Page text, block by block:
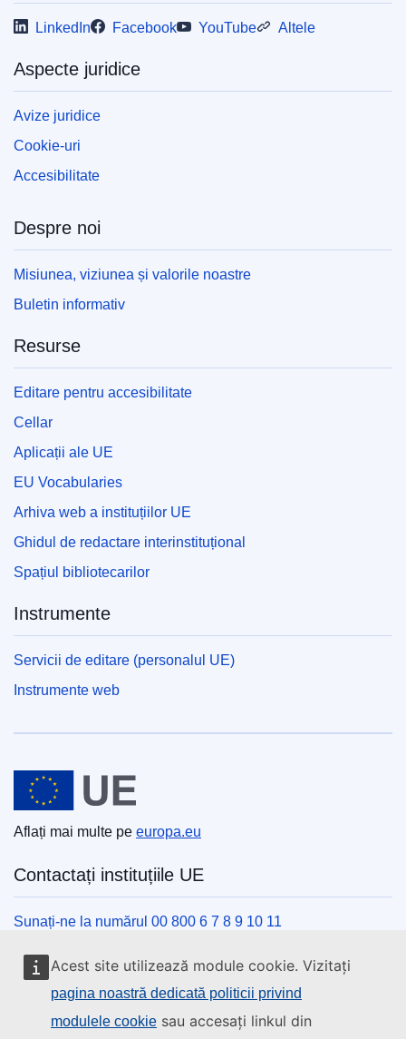
Acest site utilizează module cookie. Vizitați
pagina noastră dedicată politicii privind
modulele cookie sau accesați linkul din
răspunsuri”.
LinkedIn Facebook YouTube Altele
Aspecte juridice
Avize juridice
Cookie-uri
Accesibilitate
Despre noi
Misiunea, viziunea și valorile noastre
Buletin informativ
Resurse
Editare pentru accesibilitate
Cellar
Aplicații ale UE
EU Vocabularies
Arhiva web a instituțiilor UE
Ghidul de redactare interinstituțional
Spațiul bibliotecarilor
Instrumente
Servicii de editare (personalul UE)
Instrumente web
Uniunea Europeană
Aflați mai multe pe europa.eu
Contactați instituțiile UE
Sunați-ne la numărul 00 800 6 7 8 9 10 11
Utilizați alte opțiuni telefonice
Scrieți-ne completând formularul de contact
Veniți să discutăm la unul din centrele UE